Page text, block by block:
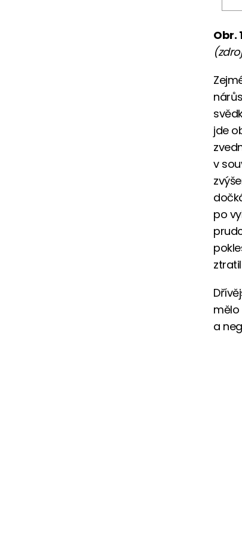
Obr.
jde
v
po
mělo
a